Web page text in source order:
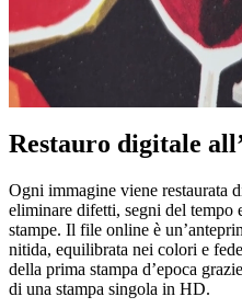
Restauro digitale
Ogni immagine viene restaurata
eliminare difetti, segni del
stampe. Il file online è
nitida, equilibrata nei colori e
della prima stampa d’epoca
di una stampa singola in HD.